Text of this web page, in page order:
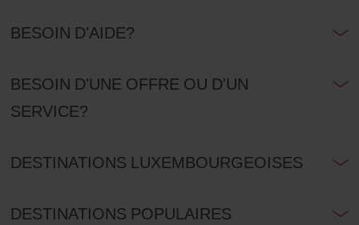
BESOIN D'AIDE?
BESOIN D'UNE OFFRE OU D'UN
SERVICE?
DESTINATIONS LUXEMBOURGEOISES
DESTINATIONS POPULAIRES